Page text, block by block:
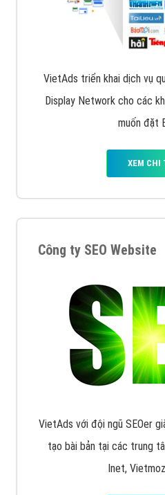
VietAds triển khai dịch vụ
Display Network cho các
muốn đặt
XEM CHI
Công ty SEO Website
VietAds với đội ngũ SEOer
tạo bài bản tại các trung
Inet,